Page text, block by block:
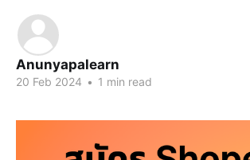
Anunyapalearn
20 Feb 2024 • 1 min read